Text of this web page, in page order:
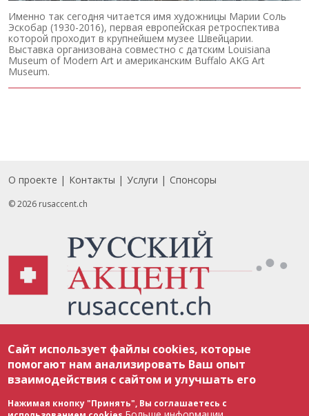
Именно так сегодня читается имя художницы Марии Соль
Эскобар (1930-2016), первая европейская ретроспектива
которой проходит в крупнейшем музее Швейцарии.
Выставка организована совместно с датским Louisiana
Museum of Modern Art и американским Buffalo AKG Art
Museum.
Footer
О проекте Контакты Услуги Спонсоры
© 2026 rusaccent.ch
соответствии с законодательством Швейцарии об авторском праве и
международными соглашениями. Полное или частичное использование
материалов возможно только с разрешения редакции. В случае полного
или частичного воспроизведения материалов сайта rusaccent.ch,
ОБЯЗАТЕЛЬНА АКТИВНАЯ ГИПЕРССЫЛКА на конкретный заимствованный
текст. Фотоизображения, размещенные редакцией rusaccent.ch, являются
ее исключительной собственностью. Полное или частичное
Сайт использует файлы cookies, которые
помогают нам анализировать Ваш опыт
взаимодействия с сайтом и улучшать его
Нажимая кнопку "Принять", Вы соглашаетесь с